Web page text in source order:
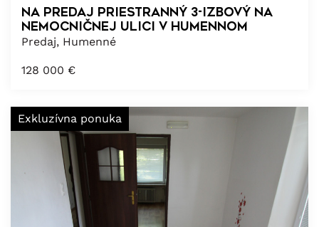
Na predaj priestranný 3-izbový na
Nemocničnej ulici v Humennom
Predaj, Humenné
128 000 €
Exkluzívna ponuka